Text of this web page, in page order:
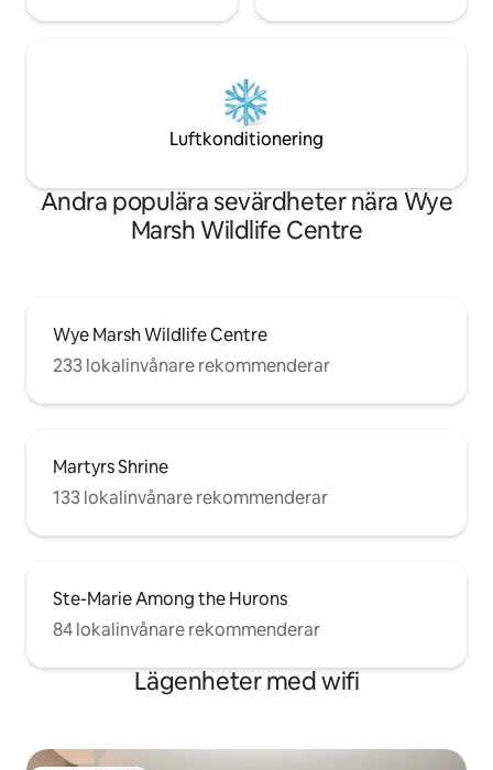
Luftkonditionering
Andra populära sevärdheter nära Wye
Marsh Wildlife Centre
Wye Marsh Wildlife Centre
233 lokalinvånare rekommenderar
Martyrs Shrine
133 lokalinvånare rekommenderar
Ste-Marie Among the Hurons
84 lokalinvånare rekommenderar
Lägenheter med wifi